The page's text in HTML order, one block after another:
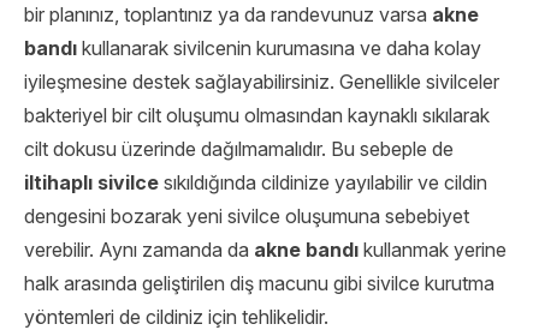
bir planınız, toplantınız ya da randevunuz varsa akne
bandı kullanarak sivilcenin kurumasına ve daha kolay
iyileşmesine destek sağlayabilirsiniz. Genellikle sivilceler
bakteriyel bir cilt oluşumu olmasından kaynaklı sıkılarak
cilt dokusu üzerinde dağılmamalıdır. Bu sebeple de
iltihaplı sivilce sıkıldığında cildinize yayılabilir ve cildin
dengesini bozarak yeni sivilce oluşumuna sebebiyet
verebilir. Aynı zamanda da akne bandı kullanmak yerine
halk arasında geliştirilen diş macunu gibi sivilce kurutma
yöntemleri de cildiniz için tehlikelidir.